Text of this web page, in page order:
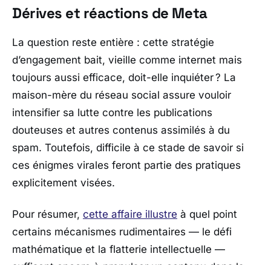
Dérives et réactions de Meta
La question reste entière : cette stratégie
d’engagement bait, vieille comme internet mais
toujours aussi efficace, doit-elle inquiéter ? La
maison-mère du réseau social assure vouloir
intensifier sa lutte contre les publications
douteuses et autres contenus assimilés à du
spam. Toutefois, difficile à ce stade de savoir si
ces énigmes virales feront partie des pratiques
explicitement visées.
Pour résumer, cette affaire illustre à quel point
certains mécanismes rudimentaires — le défi
mathématique et la flatterie intellectuelle —